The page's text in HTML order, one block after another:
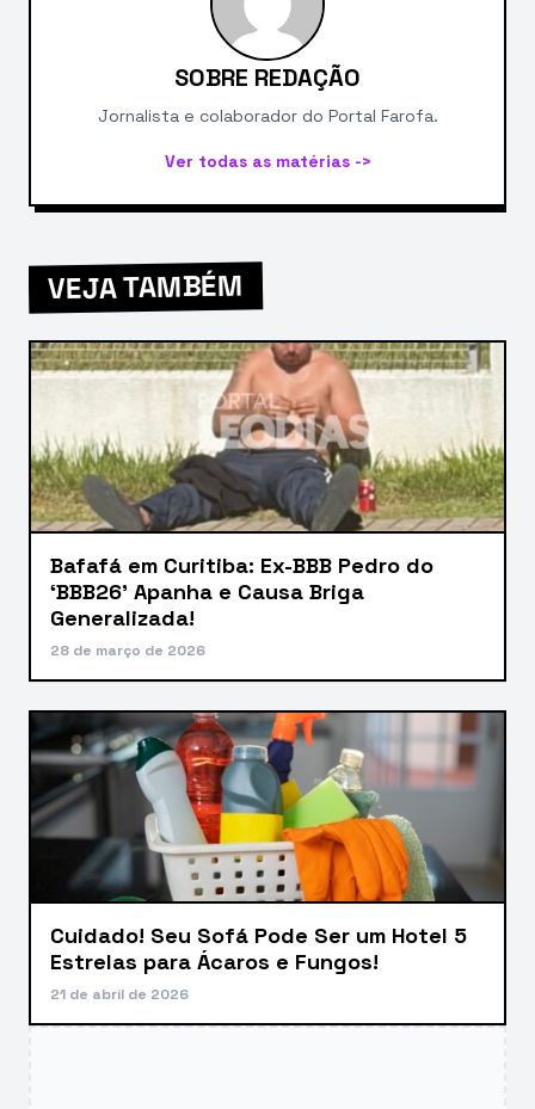
SOBRE REDAÇÃO
Jornalista e colaborador do Portal Farofa.
Ver todas as matérias ->
VEJA TAMBÉM
Bafafá em Curitiba: Ex-BBB Pedro do
‘BBB26’ Apanha e Causa Briga
Generalizada!
28 de março de 2026
Cuidado! Seu Sofá Pode Ser um Hotel 5
Estrelas para Ácaros e Fungos!
21 de abril de 2026